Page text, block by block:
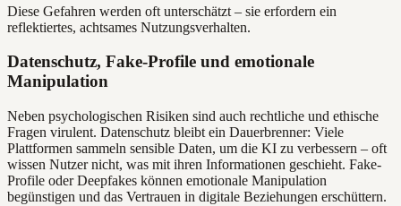
Diese Gefahren werden oft unterschätzt – sie erfordern ein
reflektiertes, achtsames Nutzungsverhalten.
Datenschutz, Fake-Profile und emotionale
Manipulation
Neben psychologischen Risiken sind auch rechtliche und ethische
Fragen virulent. Datenschutz bleibt ein Dauerbrenner: Viele
Plattformen sammeln sensible Daten, um die KI zu verbessern – oft
wissen Nutzer nicht, was mit ihren Informationen geschieht. Fake-
Profile oder Deepfakes können emotionale Manipulation
begünstigen und das Vertrauen in digitale Beziehungen erschüttern.